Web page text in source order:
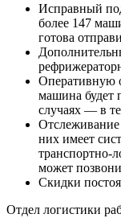
Исправный
более 147
готова
Оперативную
машина будет
случаях — в
Отслеживание
них имеет
транспортно-
может
Скидки
Отдел логистики